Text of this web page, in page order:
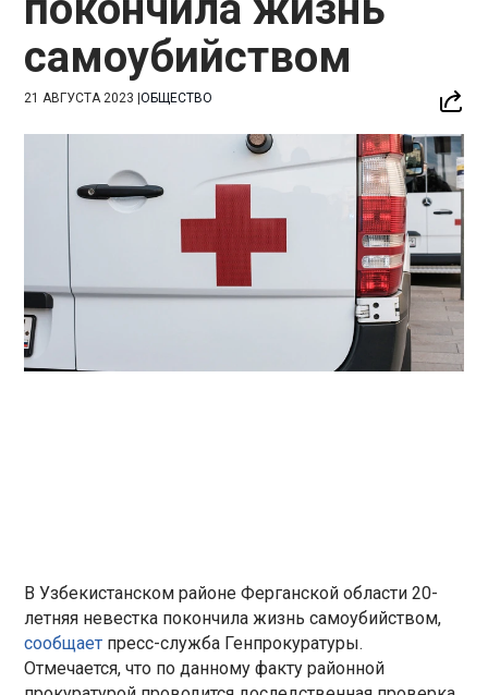
самоубийством
21 АВГУСТА 2023 |ОБЩЕСТВО
В Узбекистанском районе Ферганской области 20-
летняя невестка покончила жизнь самоубийством,
сообщает пресс-служба Генпрокуратуры.
Отмечается, что по данному факту районной